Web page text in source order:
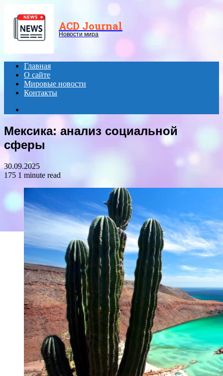
ACD Journal
Новости мира
Главная
О сайте
Мировые новости
Контакты
Мексика: анализ социальной
сферы
30.09.2025
175 1 minute read